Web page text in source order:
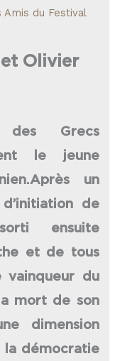
Amis du Festival
Olivier
des Grecs
le jeune
un
de
ensuite
et de tous
du
mort de son
dimension
la démocratie